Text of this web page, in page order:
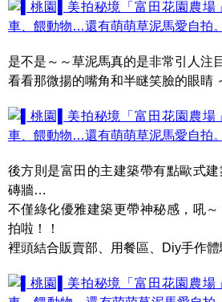
是不是～～草泥馬真的是非常引人注
看看那微揚的嘴角和半瞇笑臉的眼睛
後方則是富田的主建築帶有點歐式
磚牆…
不僅綠化優雅建築更帶神秘感，吼
拍啦！！
裡頭結合販賣部、用餐區、Diy手作體